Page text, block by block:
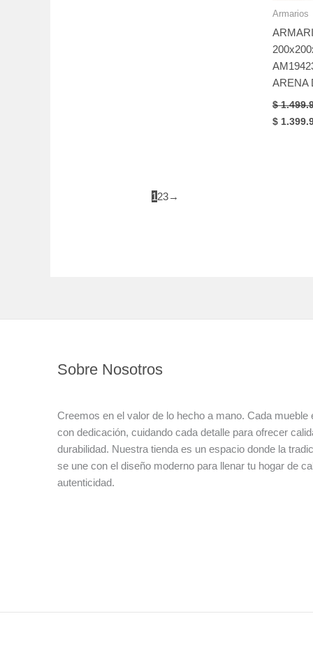
Armarios
ARENA
$
Original
$
123→
Sobre Nosotros
Creemos en el valor de lo hecho a mano. Cada mueble
con dedicación, cuidando cada detalle para ofrecer
durabilidad. Nuestra tienda es un espacio donde la
se une con el diseño moderno para llenar tu hogar de
autenticidad.